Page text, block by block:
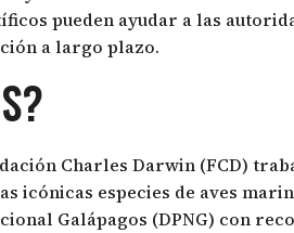
pueden ayudar a las
a largo plazo.
Charles Darwin (FCD)
icónicas especies de aves
Galápagos (DPNG) con